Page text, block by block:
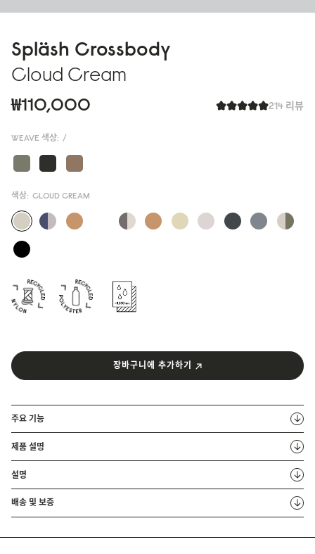
Spläsh Crossbody
Cloud Cream
214 리뷰
₩110,000
WEAVE 색상: /
색상: CLOUD CREAM
장바구니에 추가하기
주요 기능
제품 설명
설명
배송 및 보증